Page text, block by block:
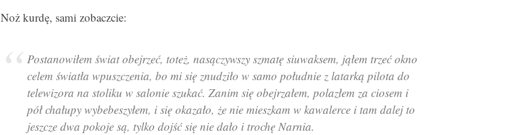
Noż kurdę, sami zobaczcie:
Postanowiłem świat obejrzeć, toteż, nasączywszy szmatę siuwaksem, jąłem trzeć okno
celem światła wpuszczenia, bo mi się znudziło w samo południe z latarką pilota do
telewizora na stoliku w salonie szukać. Zanim się obejrzałem, polazłem za ciosem i
pół chałupy wybebeszyłem, i się okazało, że nie mieszkam w kawalerce i tam dalej to
jeszcze dwa pokoje są, tylko dojść się nie dało i trochę Narnia.